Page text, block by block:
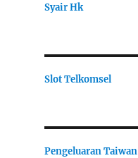
Syair Hk
Slot Telkomsel
Pengeluaran Taiwan